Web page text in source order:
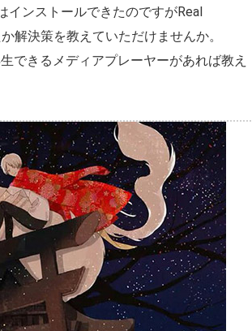
インストールできたのですがReal
解決策を教えていただけませんか。
できるメディアプレーヤーがあれば教え